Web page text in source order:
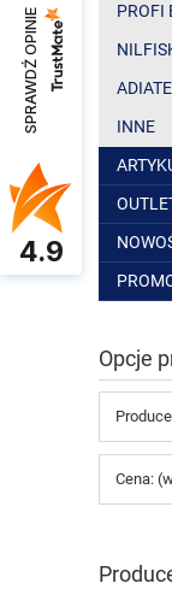
PROFI
INNE
Opcje
Cena:
SPRAWDŹ OPINIE
4.9